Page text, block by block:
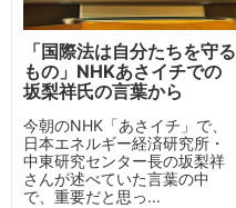
「国際法は自分たちを守る
もの」NHKあさイチでの
坂梨祥氏の言葉から
今朝のNHK「あさイチ」で、
日本エネルギー経済研究所・
中東研究センター長の坂梨祥
さんが述べていた言葉の中
で、重要だと思っ...